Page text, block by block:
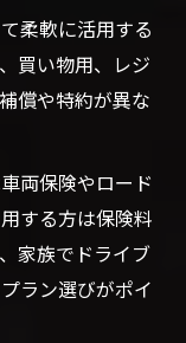
柔軟に活用する
買い物用、レジ
償や特約が異な
両保険やロード
する方は保険料
家族でドライブ
ラン選びがポイ